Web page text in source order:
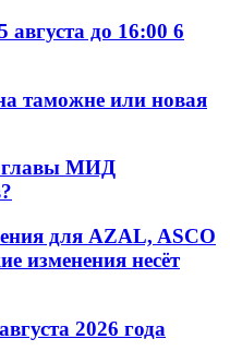
до 16:00 6
таможне или новая
главы МИД
для AZAL, ASCO
изменения несёт
2026 года